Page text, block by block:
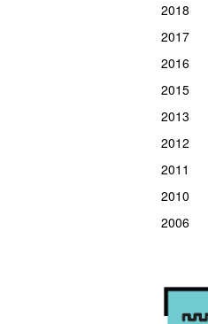
2018
2017
2016
2015
2013
2012
2011
2010
2006